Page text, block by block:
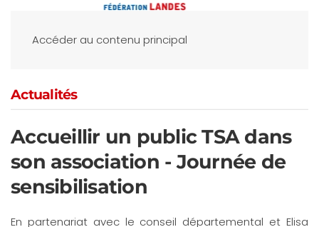
Accéder au contenu principal
Actualités
Accueillir un public TSA dans
son association - Journée de
sensibilisation
En partenariat avec le conseil départemental et Elisa